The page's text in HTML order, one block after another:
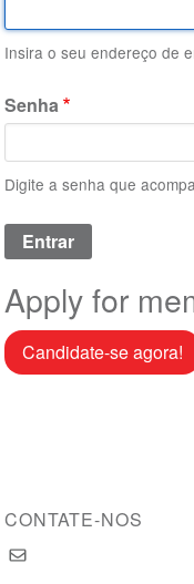
Insira o seu endereço de
Senha
Digite a senha que
Apply for
Candidate-se agora!
CONTATE-NOS